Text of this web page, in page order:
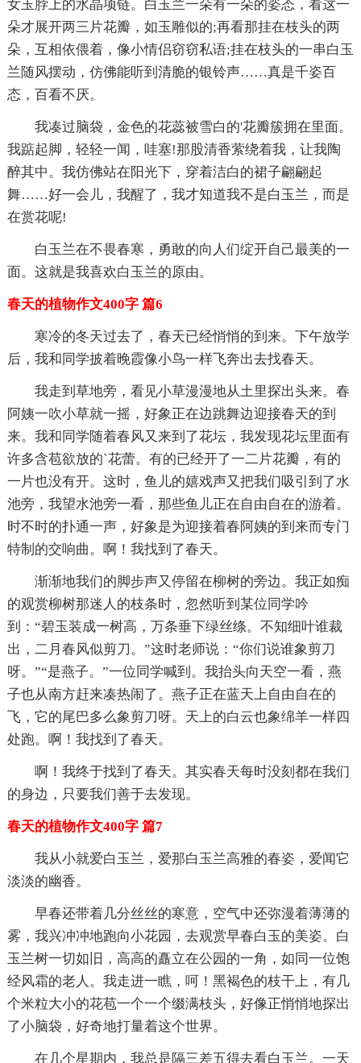
女玉脖上的水晶项链。白玉兰一朵有一朵的姿态，看这一
朵才展开两三片花瓣，如玉雕似的;再看那挂在枝头的两
朵，互相依偎着，像小情侣窃窃私语;挂在枝头的一串白玉
兰随风摆动，仿佛能听到清脆的银铃声……真是千姿百
态，百看不厌。
我凑过脑袋，金色的花蕊被雪白的'花瓣簇拥在里面。
我踮起脚，轻轻一闻，哇塞!那股清香萦绕着我，让我陶
醉其中。我仿佛站在阳光下，穿着洁白的裙子翩翩起
舞……好一会儿，我醒了，我才知道我不是白玉兰，而是
在赏花呢!
白玉兰在不畏春寒，勇敢的向人们绽开自己最美的一
面。这就是我喜欢白玉兰的原由。
春天的植物作文400字 篇6
寒冷的冬天过去了，春天已经悄悄的到来。下午放学
后，我和同学披着晚霞像小鸟一样飞奔出去找春天。
我走到草地旁，看见小草漫漫地从土里探出头来。春
阿姨一吹小草就一摇，好象正在边跳舞边迎接春天的到
来。我和同学随着春风又来到了花坛，我发现花坛里面有
许多含苞欲放的`花蕾。有的已经开了一二片花瓣，有的
一片也没有开。这时，鱼儿的嬉戏声又把我们吸引到了水
池旁，我望水池旁一看，那些鱼儿正在自由自在的游着。
时不时的扑通一声，好象是为迎接着春阿姨的到来而专门
特制的交响曲。啊！我找到了春天。
渐渐地我们的脚步声又停留在柳树的旁边。我正如痴
的观赏柳树那迷人的枝条时，忽然听到某位同学吟
到：“碧玉装成一树高，万条垂下绿丝绦。不知细叶谁裁
出，二月春风似剪刀。”这时老师说：“你们说谁象剪刀
呀。”“是燕子。”一位同学喊到。我抬头向天空一看，燕
子也从南方赶来凑热闹了。燕子正在蓝天上自由自在的
飞，它的尾巴多么象剪刀呀。天上的白云也象绵羊一样四
处跑。啊！我找到了春天。
啊！我终于找到了春天。其实春天每时没刻都在我们
的身边，只要我们善于去发现。
春天的植物作文400字 篇7
我从小就爱白玉兰，爱那白玉兰高雅的春姿，爱闻它
淡淡的幽香。
早春还带着几分丝丝的寒意，空气中还弥漫着薄薄的
雾，我兴冲冲地跑向小花园，去观赏早春白玉的美姿。白
玉兰树一切如旧，高高的矗立在公园的一角，如同一位饱
经风霜的老人。我走进一瞧，呵！黑褐色的枝干上，有几
个米粒大小的花苞一个一个缀满枝头，好像正悄悄地探出
了小脑袋，好奇地打量着这个世界。
在几个星期内，我总是隔三差五得去看白玉兰。一天